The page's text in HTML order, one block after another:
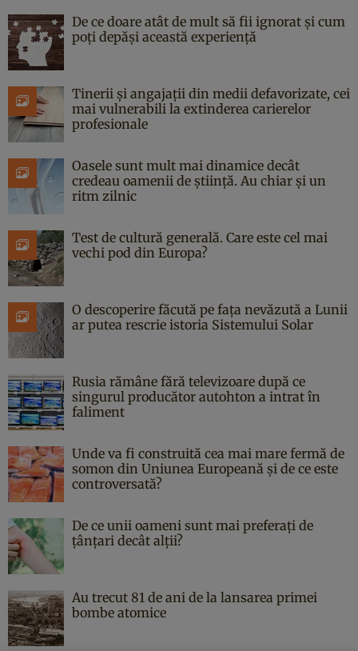
De ce doare atât de mult să fii ignorat și cum
poți depăși această experiență
Tinerii și angajații din medii defavorizate, cei
mai vulnerabili la extinderea carierelor
profesionale
Oasele sunt mult mai dinamice decât
credeau oamenii de știință. Au chiar și un
ritm zilnic
Test de cultură generală. Care este cel mai
vechi pod din Europa?
O descoperire făcută pe fața nevăzută a Lunii
ar putea rescrie istoria Sistemului Solar
Rusia rămâne fără televizoare după ce
singurul producător autohton a intrat în
faliment
Unde va fi construită cea mai mare fermă de
somon din Uniunea Europeană și de ce este
controversată?
De ce unii oameni sunt mai preferați de
țânțari decât alții?
Au trecut 81 de ani de la lansarea primei
bombe atomice